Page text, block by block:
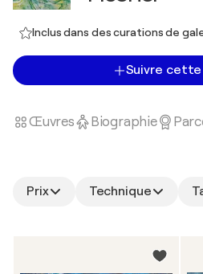
Inclus dans des curations de
Suivre
Œuvres Biographie
Prix Technique